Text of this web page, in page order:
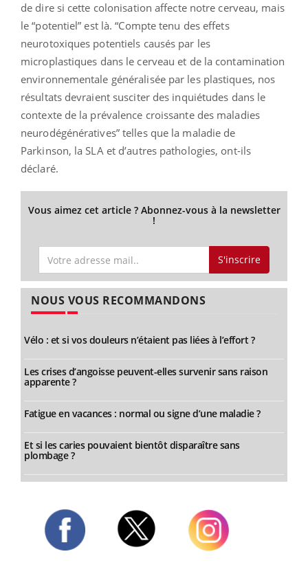
de dire si cette colonisation affecte notre cerveau, mais
le “potentiel” est là. “Compte tenu des effets
neurotoxiques potentiels causés par les
microplastiques dans le cerveau et de la contamination
environnementale généralisée par les plastiques, nos
résultats devraient susciter des inquiétudes dans le
contexte de la prévalence croissante des maladies
neurodégénératives” telles que la maladie de
Parkinson, la SLA et d’autres pathologies, ont-ils
déclaré.
Vous aimez cet article ? Abonnez-vous à la newsletter
!
S'inscrire
NOUS VOUS RECOMMANDONS
Vélo : et si vos douleurs n’étaient pas liées à l’effort ?
Les crises d’angoisse peuvent-elles survenir sans raison
apparente ?
Fatigue en vacances : normal ou signe d’une maladie ?
Et si les caries pouvaient bientôt disparaître sans
plombage ?